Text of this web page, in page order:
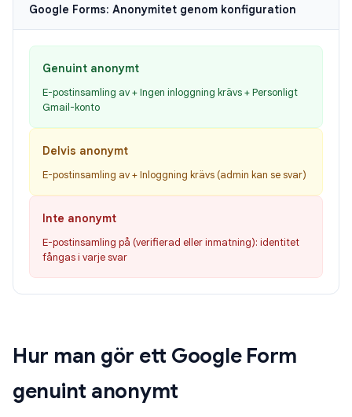
Google Forms: Anonymitet genom konfiguration
Genuint anonymt
E-postinsamling av + Ingen inloggning krävs + Personligt
Gmail-konto
Delvis anonymt
E-postinsamling av + Inloggning krävs (admin kan se svar)
Inte anonymt
E-postinsamling på (verifierad eller inmatning): identitet
fångas i varje svar
Hur man gör ett Google Form
genuint anonymt